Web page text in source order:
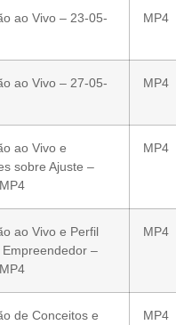
ao Vivo – 23-05-
MP4
ao Vivo – 27-05-
MP4
ao Vivo e
sobre Ajuste –
MP4
ao Vivo e Perfil
–
MP4
de Conceitos e
MP4